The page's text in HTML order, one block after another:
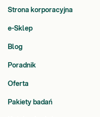
Strona korporacyjna
e-Sklep
Blog
Poradnik
Oferta
Pakiety badań